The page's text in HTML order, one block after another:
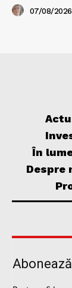
07/08/2026
În
Despre